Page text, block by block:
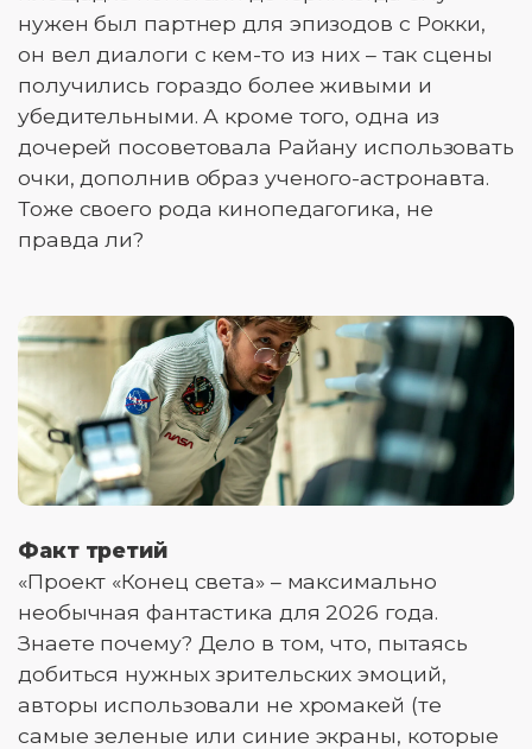
нужен был партнер для эпизодов с Рокки,
он вел диалоги с кем-то из них – так сцены
получились гораздо более живыми и
убедительными. А кроме того, одна из
дочерей посоветовала Райану использовать
очки, дополнив образ ученого-астронавта.
Тоже своего рода кинопедагогика, не
правда ли?
Факт третий
«Проект «Конец света» – максимально
необычная фантастика для 2026 года.
Знаете почему? Дело в том, что, пытаясь
добиться нужных зрительских эмоций,
авторы использовали не хромакей (те
самые зеленые или синие экраны, которые